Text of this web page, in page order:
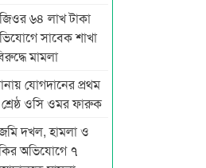
৬৪ লাখ টাকা
সাবেক শাখা
মামলা
যোগদানের প্রথম
শ্রেষ্ঠ ওসি ওমর ফারুক
দখল, হামলা ও
অভিযোগে ৭